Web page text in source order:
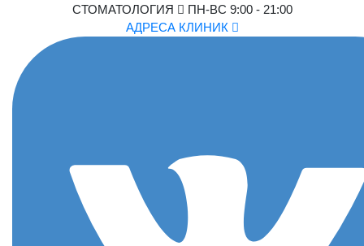
СТОМАТОЛОГИЯ
ПН-ВС 9:00 - 21:00
АДРЕСА КЛИНИК